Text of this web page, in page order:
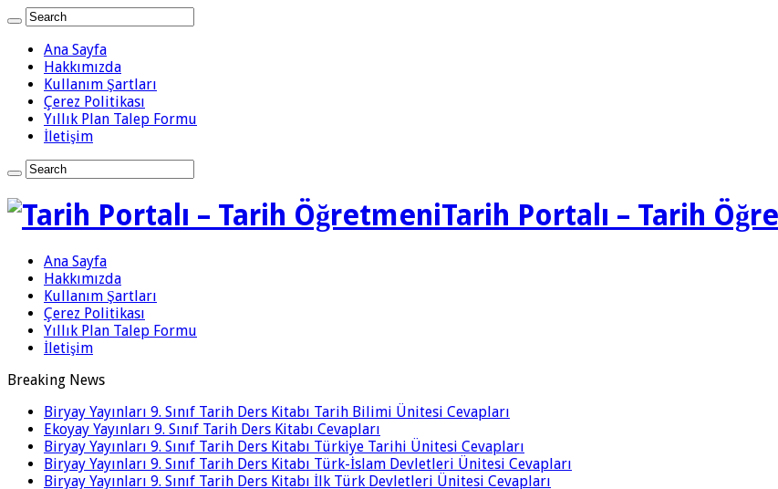
Ana Sayfa
Hakkımızda
Kullanım Şartları
Çerez Politikası
Yıllık Plan Talep Formu
İletişim
Tarih Portalı – Tarih
Ana Sayfa
Hakkımızda
Kullanım Şartları
Çerez Politikası
Yıllık Plan Talep Formu
İletişim
Breaking News
Biryay Yayınları 9. Sınıf Tarih Ders Kitabı Tarih Bilimi Ünitesi Cevapları
Ekoyay Yayınları 9. Sınıf Tarih Ders Kitabı Cevapları
Biryay Yayınları 9. Sınıf Tarih Ders Kitabı Türkiye Tarihi Ünitesi Cevapları
Biryay Yayınları 9. Sınıf Tarih Ders Kitabı Türk-İslam Devletleri Ünitesi Cevapları
Biryay Yayınları 9. Sınıf Tarih Ders Kitabı İlk Türk Devletleri Ünitesi Cevapları